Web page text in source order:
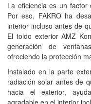
La eficiencia es un
Por eso, FAKRO ha
interior incluso antes de
El toldo exterior AMZ
generación de
ofreciendo la protección
Instalado en la parte
radiación solar antes de
hacia el exterior,